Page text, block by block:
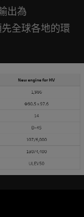
出為
全球各地的環